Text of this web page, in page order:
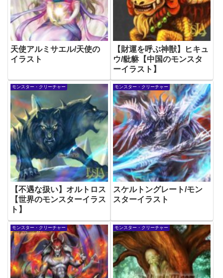
天使アルミサエル/天使の
イラスト
【財運を呼ぶ神獣】ヒキュ
ウ/豼貅【中国のモンスタ
ーイラスト】
モンスター・クリーチャー
【不遇な扱い】オルトロス
【世界のモンスターイラス
ト】
モンスター・クリーチャー
スケルトングレート/モン
スターイラスト
モンスター・クリーチャー モンスター・クリーチャー